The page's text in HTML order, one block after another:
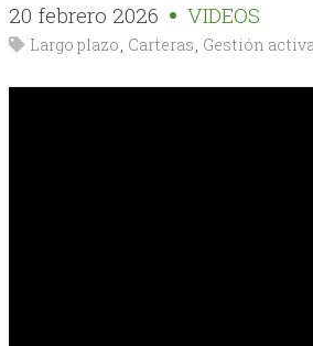
20 febrero 2026 VIDEOS
Largo plazo, Carteras, Gestión